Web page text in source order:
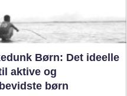
Børn: Det ideelle
aktive og
børn